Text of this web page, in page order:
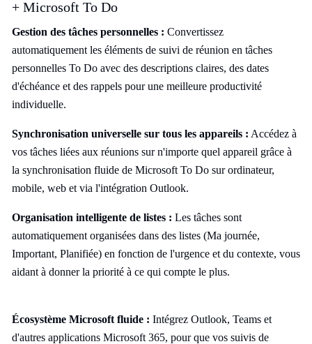
+ Microsoft To Do
Gestion des tâches personnelles : Convertissez
automatiquement les éléments de suivi de réunion en tâches
personnelles To Do avec des descriptions claires, des dates
d'échéance et des rappels pour une meilleure productivité
individuelle.
Synchronisation universelle sur tous les appareils : Accédez à
vos tâches liées aux réunions sur n'importe quel appareil grâce à
la synchronisation fluide de Microsoft To Do sur ordinateur,
mobile, web et via l'intégration Outlook.
Organisation intelligente de listes : Les tâches sont
automatiquement organisées dans des listes (Ma journée,
Important, Planifiée) en fonction de l'urgence et du contexte, vous
aidant à donner la priorité à ce qui compte le plus.
Écosystème Microsoft fluide : Intégrez Outlook, Teams et
d'autres applications Microsoft 365, pour que vos suivis de